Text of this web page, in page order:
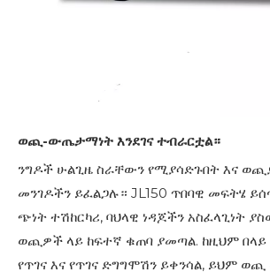
ወጪ-ውጤታማነት እንደገና ተብራርቷል።
ንግዶች ሁልጊዜ ስራቸውን የሚያሳድጉበት እና
መንገዶችን ይፈልጋሉ። JL150 ጥበባዊ መፍትሄ
ጭነት ተሽከርካሪ, ባህላዊ ነዳጆችን አስፈላጊነት
ወጪዎች ላይ ከፍተኛ ቁጠባ ያመጣል. ከዚህም በላይ
የጥገና እና የጥገና ድግግሞሽን ይቀንሳል, ይህም ወጪ